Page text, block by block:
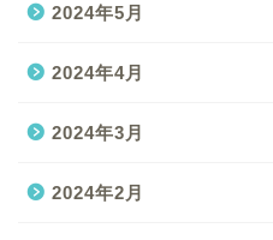
2024年5月
2024年4月
2024年3月
2024年2月